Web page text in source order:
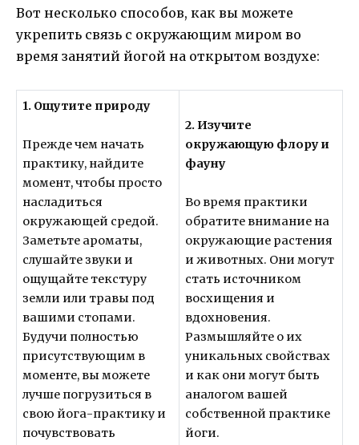
Вот несколько способов, как вы можете
укрепить связь с окружающим миром во
время занятий йогой на открытом воздухе:
1. Ощутите природу
Прежде чем начать
практику, найдите
момент, чтобы просто
насладиться
окружающей средой.
Заметьте ароматы,
слушайте звуки и
ощущайте текстуру
земли или травы под
вашими стопами.
Будучи полностью
присутствующим в
моменте, вы можете
лучше погрузиться в
свою йога-практику и
почувствовать
2. Изучите
окружающую флору и
фауну
Во время практики
обратите внимание на
окружающие растения
и животных. Они могут
стать источником
восхищения и
вдохновения.
Размышляйте о их
уникальных свойствах
и как они могут быть
аналогом вашей
собственной практике
йоги.